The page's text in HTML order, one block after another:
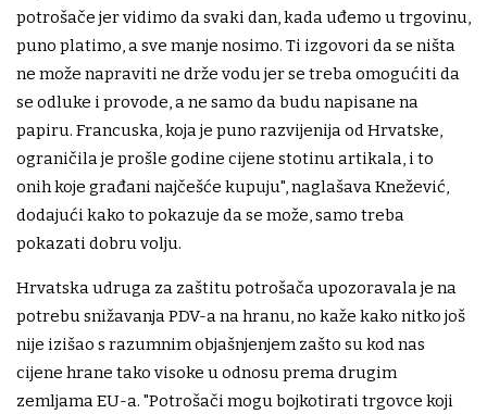
potrošače jer vidimo da svaki dan, kada uđemo u trgovinu,
puno platimo, a sve manje nosimo. Ti izgovori da se ništa
ne može napraviti ne drže vodu jer se treba omogućiti da
se odluke i provode, a ne samo da budu napisane na
papiru. Francuska, koja je puno razvijenija od Hrvatske,
ograničila je prošle godine cijene stotinu artikala, i to
onih koje građani najčešće kupuju", naglašava Knežević,
dodajući kako to pokazuje da se može, samo treba
pokazati dobru volju.
Hrvatska udruga za zaštitu potrošača upozoravala je na
potrebu snižavanja PDV-a na hranu, no kaže kako nitko još
nije izišao s razumnim objašnjenjem zašto su kod nas
cijene hrane tako visoke u odnosu prema drugim
zemljama EU-a. "Potrošači mogu bojkotirati trgovce koji